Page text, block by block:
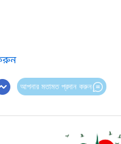
আপনার মতামত প্রদান করুন